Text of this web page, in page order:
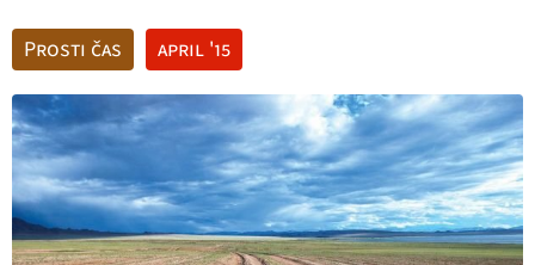
Prosti čas april '15